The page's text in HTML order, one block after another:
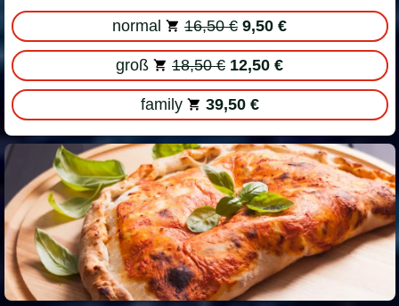
normal 16,50 € 9,50 €
groß 18,50 € 12,50 €
family 39,50 €